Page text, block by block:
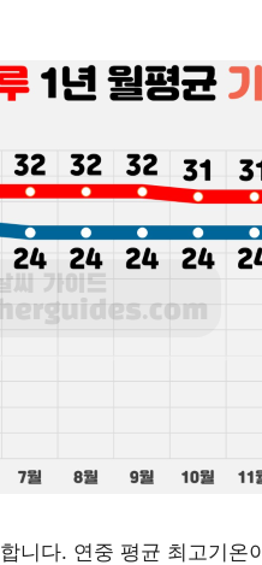
합니다. 연중 평균 최고기온